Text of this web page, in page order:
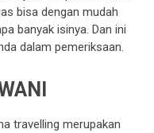
bisa dengan mudah
banyak isinya. Dan ini
dalam pemeriksaan.
travelling merupakan